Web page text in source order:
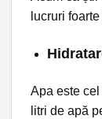
lucruri
Apa este
litri de apă